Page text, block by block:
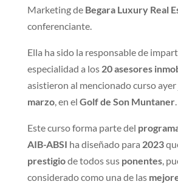
Marketing de Begara Luxury Real
conferenciante.
Ella ha sido la responsable de
especialidad a los 20 asesores
asistieron al mencionado curso ayer
marzo, en el Golf de Son Muntaner.
Este curso forma parte del
AIB-ABSI ha diseñado para 2023
prestigiode todos sus ponentes,
considerado como una de las